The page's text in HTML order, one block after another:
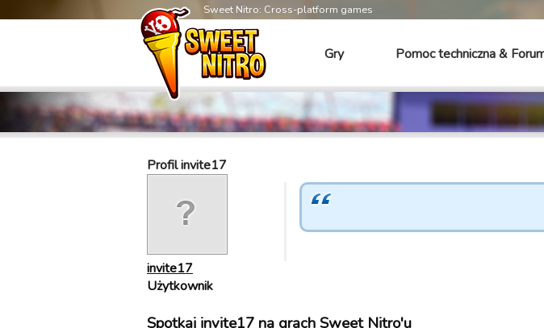
Sweet Nitro: Cross-platform games
Gry Pomoc techniczna &
Profil invite17
invite17
Użytkownik
Spotkaj invite17 na grach Sweet Nitro'u